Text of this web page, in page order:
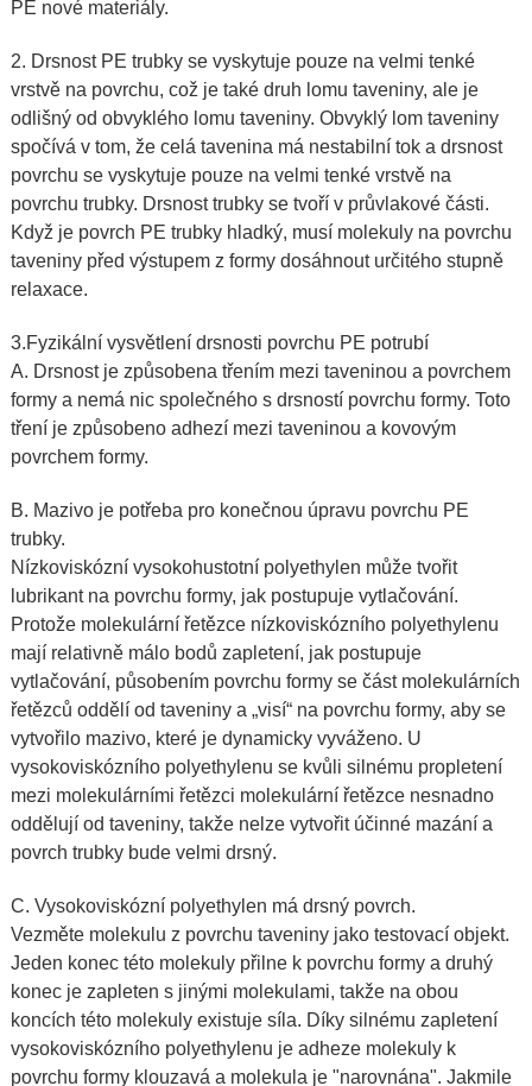
PE nové materiály.
2. Drsnost PE trubky se vyskytuje pouze na velmi tenké
vrstvě na povrchu, což je také druh lomu taveniny, ale je
odlišný od obvyklého lomu taveniny. Obvyklý lom taveniny
spočívá v tom, že celá tavenina má nestabilní tok a drsnost
povrchu se vyskytuje pouze na velmi tenké vrstvě na
povrchu trubky. Drsnost trubky se tvoří v průvlakové části.
Když je povrch PE trubky hladký, musí molekuly na povrchu
taveniny před výstupem z formy dosáhnout určitého stupně
relaxace.
3.Fyzikální vysvětlení drsnosti povrchu PE potrubí
A. Drsnost je způsobena třením mezi taveninou a povrchem
formy a nemá nic společného s drsností povrchu formy. Toto
tření je způsobeno adhezí mezi taveninou a kovovým
povrchem formy.
B. Mazivo je potřeba pro konečnou úpravu povrchu PE
trubky.
Nízkoviskózní vysokohustotní polyethylen může tvořit
lubrikant na povrchu formy, jak postupuje vytlačování.
Protože molekulární řetězce nízkoviskózního polyethylenu
mají relativně málo bodů zapletení, jak postupuje
vytlačování, působením povrchu formy se část molekulárních
řetězců oddělí od taveniny a „visí“ na povrchu formy, aby se
vytvořilo mazivo, které je dynamicky vyváženo. U
vysokoviskózního polyethylenu se kvůli silnému propletení
mezi molekulárními řetězci molekulární řetězce nesnadno
oddělují od taveniny, takže nelze vytvořit účinné mazání a
povrch trubky bude velmi drsný.
C. Vysokoviskózní polyethylen má drsný povrch.
Vezměte molekulu z povrchu taveniny jako testovací objekt.
Jeden konec této molekuly přilne k povrchu formy a druhý
konec je zapleten s jinými molekulami, takže na obou
koncích této molekuly existuje síla. Díky silnému zapletení
vysokoviskózního polyethylenu je adheze molekuly k
povrchu formy klouzavá a molekula je "narovnána". Jakmile